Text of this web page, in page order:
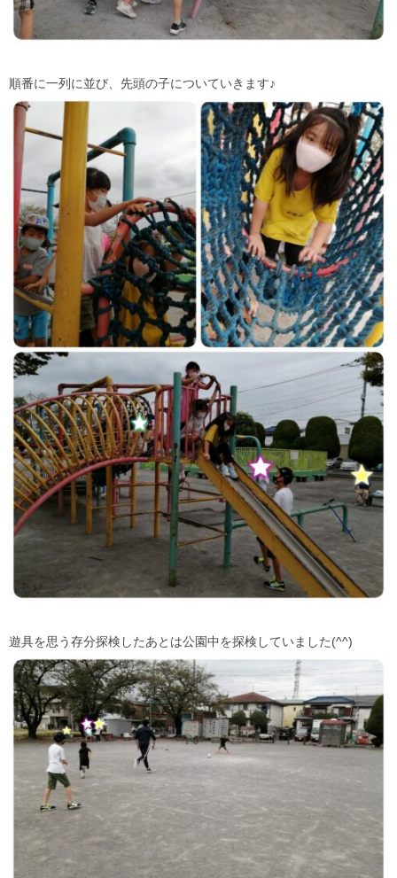
順番に一列に並び、先頭の子についていきます♪
遊具を思う存分探検したあとは公園中を探検していました(^^)